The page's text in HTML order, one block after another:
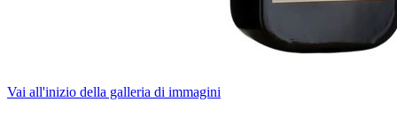
Vai all'inizio della galleria di immagini